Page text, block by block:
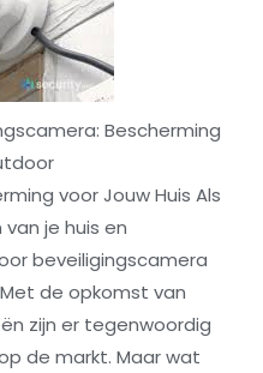
Bescherming
voor Jouw Huis Als
je huis en
beveiligingscamera
de opkomst van
zijn er tegenwoordig
de markt. Maar wat